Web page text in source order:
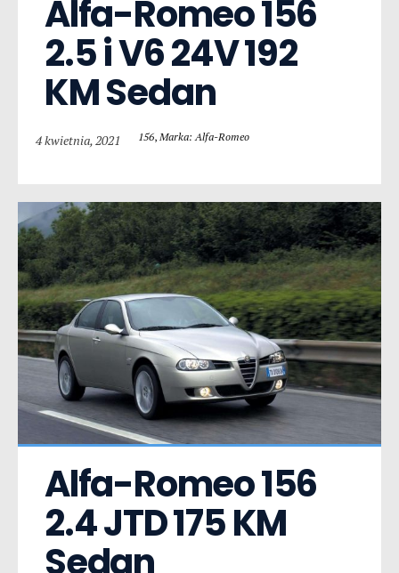
Alfa-Romeo 156
2.5 i V6 24V 192
KM Sedan
4 kwietnia, 2021 156, Marka: Alfa-Romeo
Alfa-Romeo 156
2.4 JTD 175 KM
Sedan